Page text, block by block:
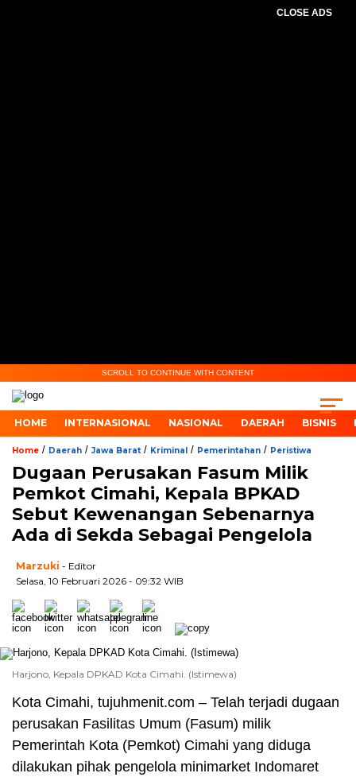
CLOSE ADS
SCROLL TO CONTINUE WITH CONTENT
HOME INTERNASIONAL NASIONAL DAERAH BISNIS
Home / Daerah / Jawa Barat/ Kriminal / Pemerintahan / Peristiwa
Dugaan Perusakan Fasum Milik
Pemkot Cimahi, Kepala BPKAD
Sebut Kewenangan Sebenarnya
Ada di Sekda Sebagai Pengelola
Marzuki - Editor
Selasa, 10 Februari 2026 - 09:32 WIB
Harjono, Kepala DPKAD Kota Cimahi. (Istimewa)
Kota Cimahi, tujuhmenit.com – Telah terjadi dugaan
perusakan Fasilitas Umum (Fasum) milik
Pemerintah Kota (Pemkot) Cimahi yang diduga
dilakukan pihak pengelola minimarket Indomaret